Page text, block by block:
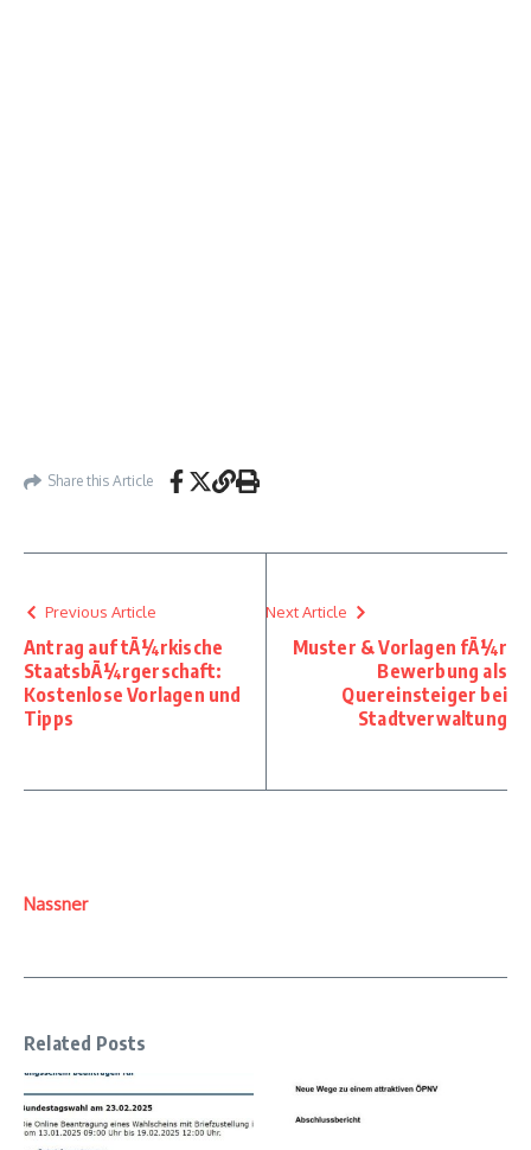
Share this Article
Previous Article
Antrag auf tÃ¼rkische
StaatsbÃ¼rgerschaft:
Kostenlose Vorlagen und
Tipps
Next Article
Muster & Vorlagen fÃ¼r
Bewerbung als
Quereinsteiger bei
Stadtverwaltung
Nassner
Related Posts